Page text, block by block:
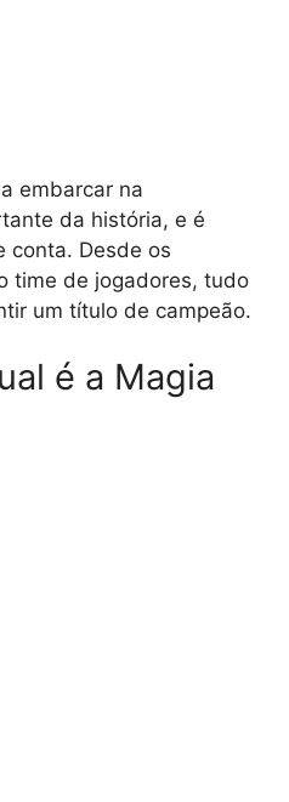
embarcar na
da história, e é
conta. Desde os
time de jogadores, tudo
um título de campeão.
é a Magia